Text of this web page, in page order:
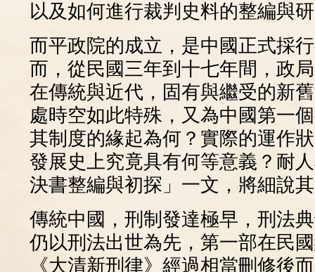
以及如何進行裁判史料的整編與
而平政院的成立，是中國正式採
而，從民國三年到十七年間，政
在傳統與近代，固有與繼受的新
處時空如此特殊，又為中國第一
其制度的緣起為何？實際的運作
發展史上究竟具有何等意義？耐
決書整編與初探」一文，將細說
傳統中國，刑制發達極早，刑法
仍以刑法出世為先，第一部在民
《大清新刑律》經過相當刪修後